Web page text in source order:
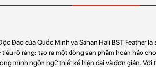
Đáo của Quốc Minh và Sahan Hali BST Feather
rõ ràng: tạo ra một dòng sản phẩm hoàn hảo
mình ngôn ngữ thiết kế hiện đại và đơn giản.